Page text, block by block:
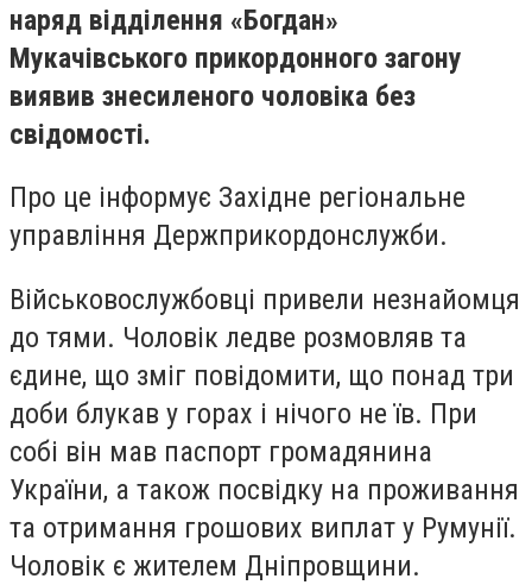
наряд відділення «Богдан»
Мукачівського прикордонного загону
виявив знесиленого чоловіка без
свідомості.
Про це інформує Західне регіональне
управління Держприкордонслужби.
Військовослужбовці привели незнайомця
до тями. Чоловік ледве розмовляв та
єдине, що зміг повідомити, що понад три
доби блукав у горах і нічого не їв. При
собі він мав паспорт громадянина
України, а також посвідку на проживання
та отримання грошових виплат у Румунії.
Чоловік є жителем Дніпровщини.